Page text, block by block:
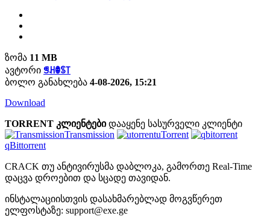
ზომა 11 MB
ავტორი ꁅꃅꂦꌗ꓄
ბოლო განახლება 4-08-2026, 15:21
Download
TORRENT კლიენტები დააყენე სასურველი კლიენტი
Transmission
uTorrent
qBittorrent
CRACK თუ ანტივირუსმა დაბლოკა, გამორთე Real-Time
დაცვა დროებით და სცადე თავიდან.
ინსტალაციისთვის დასახმარებლად მოგვწერეთ
ელფოსტაზე: support@exe.ge